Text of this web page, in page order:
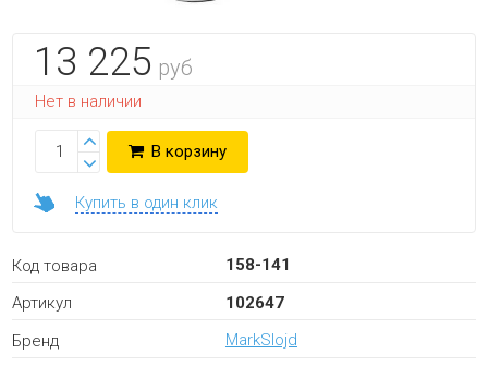
13 225 руб
Нет в наличии
В корзину
Купить в один клик
Код товара
158-141
Артикул
102647
Бренд
MarkSlojd